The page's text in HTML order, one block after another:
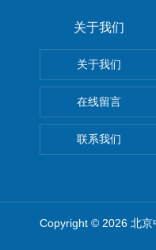
关于我们
关于我们
在线留言
联系我们
Copyright © 2026 北京